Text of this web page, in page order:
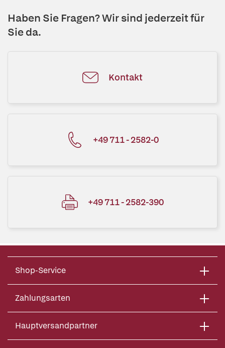
Haben Sie Fragen? Wir sind jederzeit für
Sie da.
Kontakt
+49 711 - 2582-0
+49 711 - 2582-390
Shop-Service
Zahlungsarten
Hauptversandpartner